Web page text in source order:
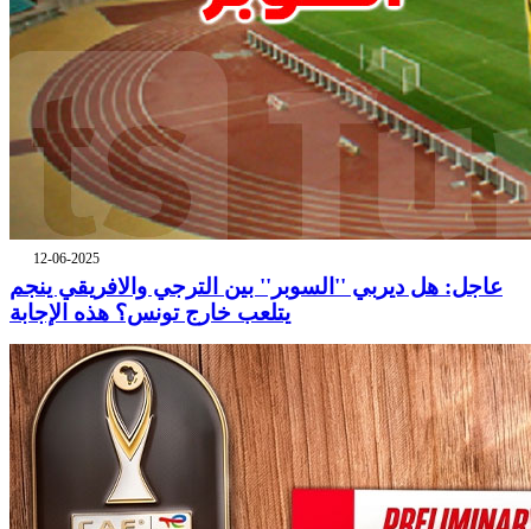
12-06-2025
عاجل: هل ديربي ''السوبر'' بين الترجي والافريقي ينجم
يتلعب خارج تونس؟ هذه الإجابة